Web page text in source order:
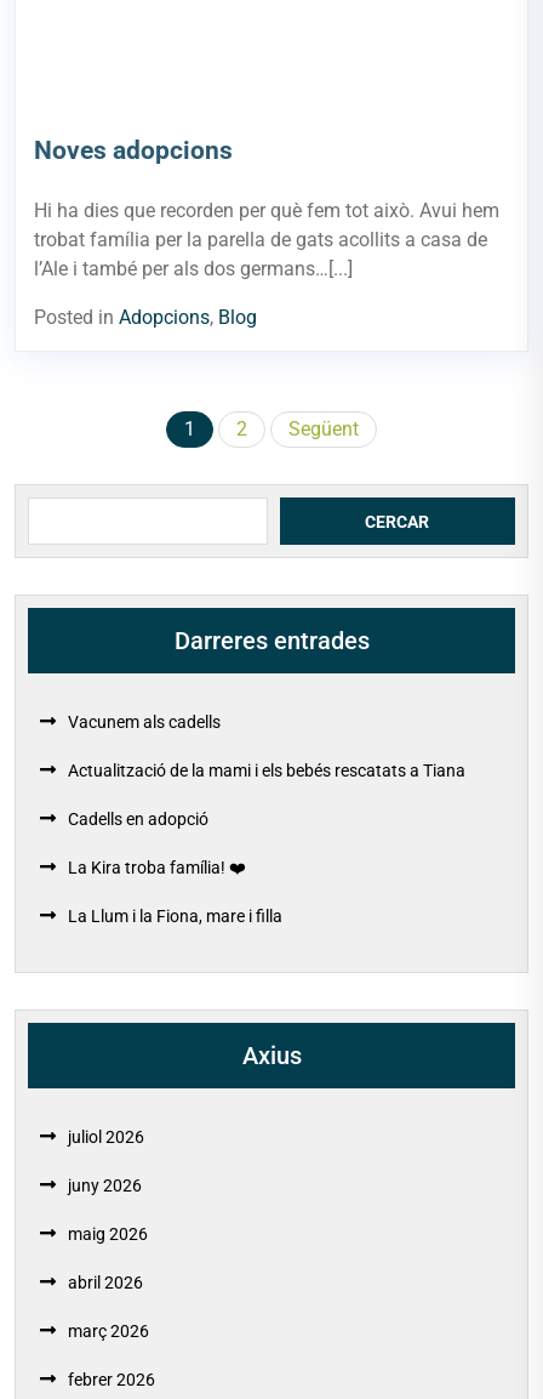
Noves adopcions
Hi ha dies que recorden per què fem tot això. Avui hem
trobat família per la parella de gats acollits a casa de
l’Ale i també per als dos germans…[...]
Posted in Adopcions, Blog
Paginació
les
entrades
1 2 Següent
Cerca CERCAR
Darreres entrades
Vacunem als cadells
Actualització de la mami i els bebés rescatats a Tiana
Cadells en adopció
La Kira troba família! ❤️
La Llum i la Fiona, mare i filla
Axius
juliol 2026
juny 2026
maig 2026
abril 2026
març 2026
febrer 2026